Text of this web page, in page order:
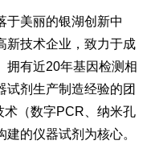
于美丽的银湖创新中
新技术企业，致力于成
拥有近20年基因检测相
试剂生产制造经验的团
术（数字PCR、纳米孔
的仪器试剂为核心。